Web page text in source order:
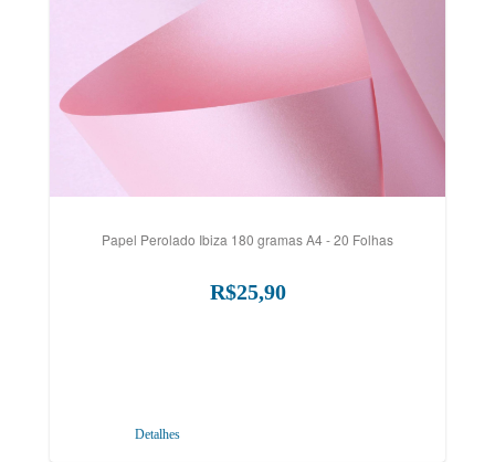
Papel Perolado Ibiza 180 gramas A4 - 20 Folhas
R$25,90
Detalhes